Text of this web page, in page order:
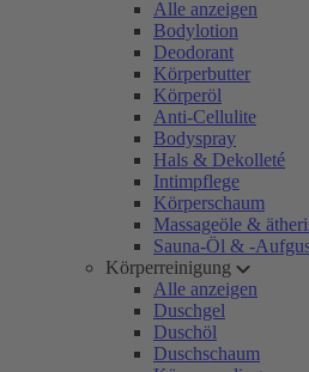
Alle anzeigen
Bodylotion
Deodorant
Körperbutter
Körperöl
Anti-Cellulite
Bodyspray
Hals & Dekolleté
Intimpflege
Körperschaum
Massageöle &
Sauna-Öl & -
Körperreinigung
Alle anzeigen
Duschgel
Duschöl
Duschschaum